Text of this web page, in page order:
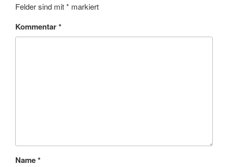
Felder sind mit* markiert
Kommentar*
Name*